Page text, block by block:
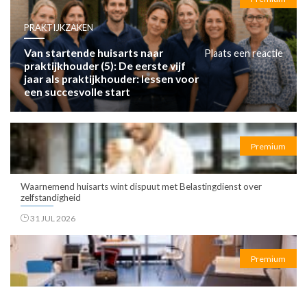
PRAKTIJKZAKEN
Van startende huisarts naar
praktijkhouder (5): De eerste vijf
jaar als praktijkhouder: lessen voor
een succesvolle start
Plaats een reactie
Premium
Waarnemend huisarts wint dispuut met Belastingdienst over
zelfstandigheid
31 JUL 2026
Premium